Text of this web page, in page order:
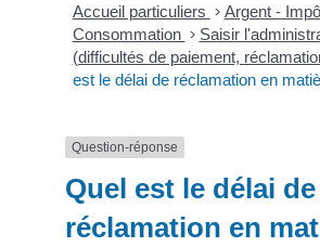
Accueil particuliers > Argent -
Consommation > Saisir
(difficultés de paiement,
est le délai de réclamation en
Question-réponse
Quel est le délai de
réclamation en